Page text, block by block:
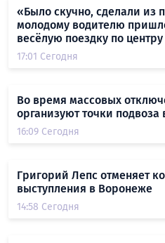
«Было скучно, сделали из
молодому водителю
весёлую поездку по
17:01 Сегодня
Во время массовых
организуют точки подвоза
16:09 Сегодня
Григорий Лепс отменяет
выступления в Воронеже
14:58 Сегодня